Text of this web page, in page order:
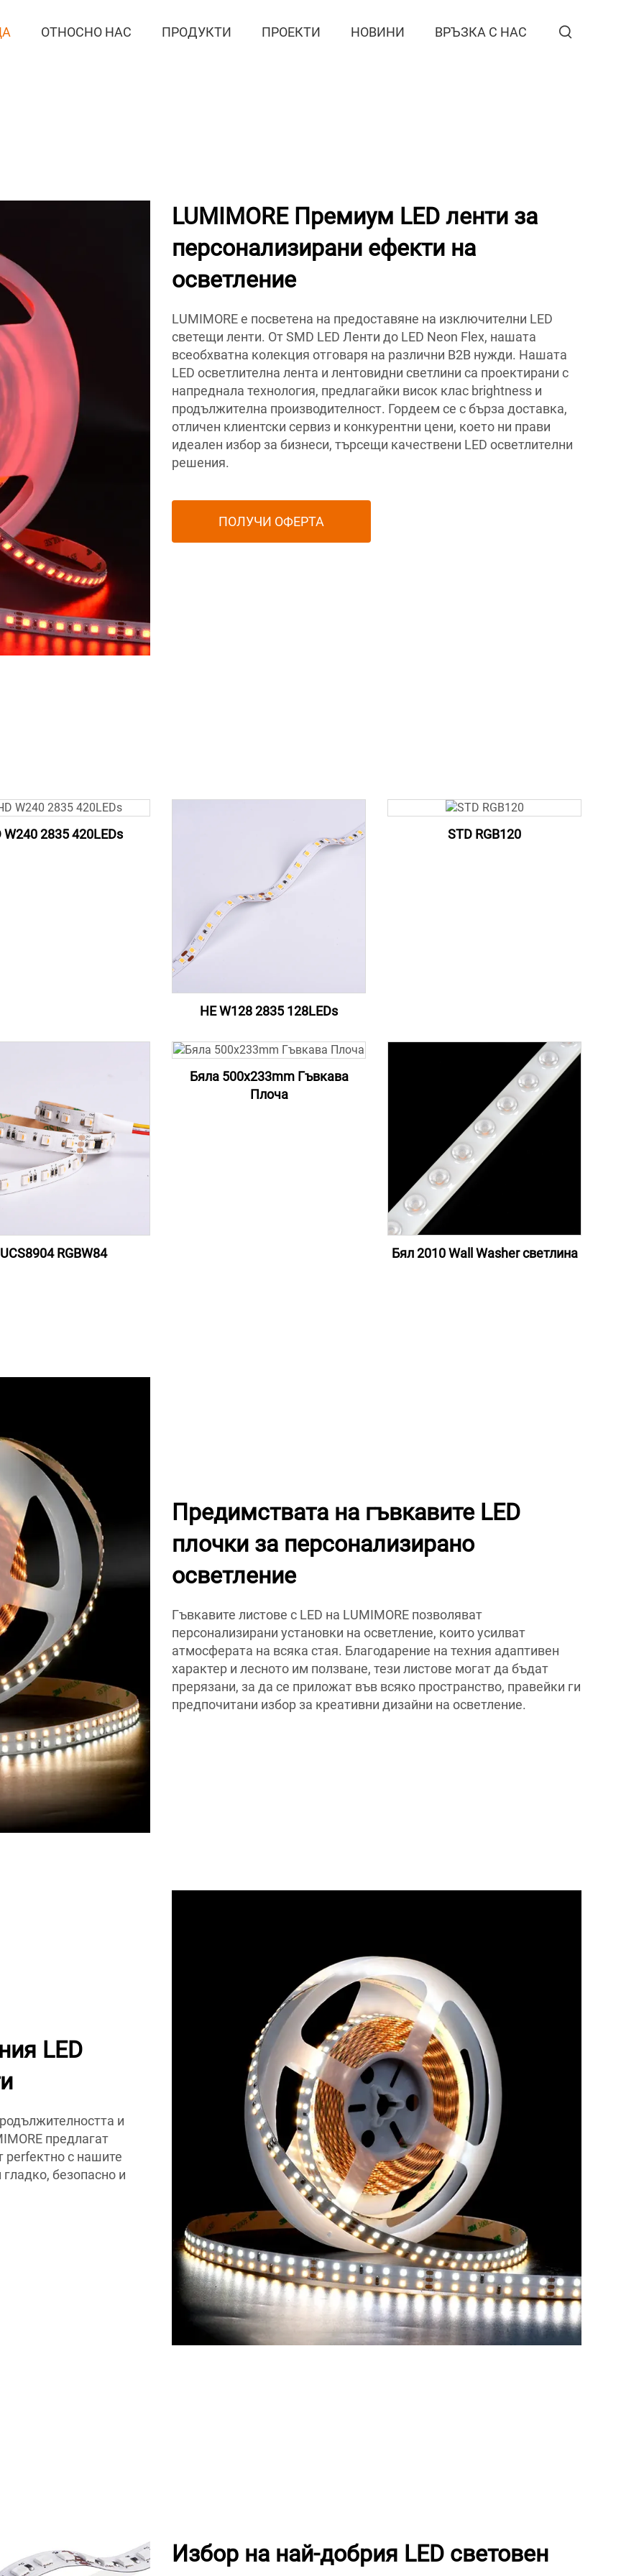
ОТНОСНО НАС ПРОДУКТИ ПРОЕКТИ НОВИНИ ВРЪЗКА С НАС
LUMIMORE Премиум LED ленти за
персонализирани ефекти на
осветление
LUMIMORE е посветена на предоставяне на изключителни LED
светещи ленти. От SMD LED Ленти до LED Neon Flex, нашата
всеобхватна колекция отговаря на различни B2B нужди. Нашата
LED осветлителна лента и лентовидни светлини са проектирани с
напреднала технология, предлагайки висок клас brightness и
продължителна производителност. Гордеем се с бърза доставка,
отличен клиентски сервиз и конкурентни цени, което ни прави
идеален избор за бизнеси, търсещи качествени LED осветлителни
решения.
ПОЛУЧИ ОФЕРТА
W240 2835 420LEDs
HE W128 2835 128LEDs
STD RGB120
UCS8904 RGBW84
Бяла 500x233mm Гъвкава
Плоча
Бял 2010 Wall Washer светлина
Предимствата на гъвкавите LED
плочки за персонализирано
осветление
Гъвкавите листове с LED на LUMIMORE позволяват
персонализирани установки на осветление, които усилват
атмосферата на всяка стая. Благодарение на техния адаптивен
характер и лесното им ползване, тези листове могат да бъдат
прерязани, за да се приложат във всяко пространство, правейки ги
предпочитани избор за креативни дизайни на осветление.
LED
и
предлагат
perfектно с нашите
безопасно и
Избор на най-добрия LED световен